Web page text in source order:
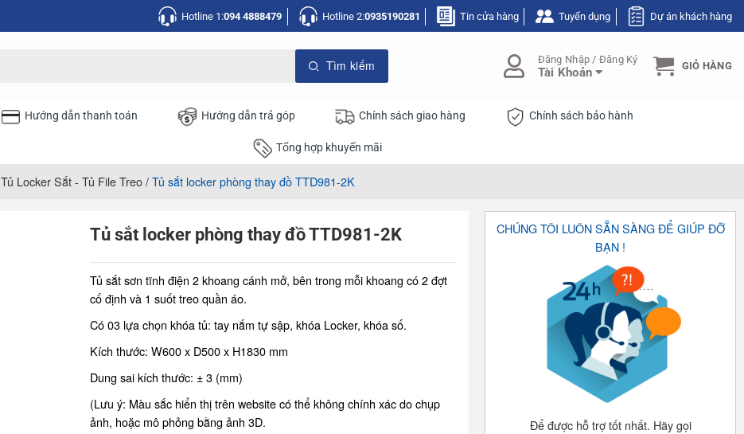
Hotline 1:094 4888479 Hotline 2:0935190281 Tin cửa hàng Tuyển dụng Dự án khách hàng
Đăng Nhập / Đăng Ký
Tài Khoản GIỎ HÀNG
Hướng dẫn thanh toán Hướng dẫn trả góp Chính sách giao hàng Chính sách bảo hành
Tổng hợp khuyến mãi
Tủ Locker Sắt - Tủ File Treo/Tủ sắt locker phòng thay đồ TTD981-2K
Tủ sắt locker phòng thay đồ TTD981-2K
Tủ sắt sơn tĩnh điện 2 khoang cánh mở, bên trong mỗi khoang có 2 đợt
cố định và 1 suốt treo quần áo.
Có 03 lựa chọn khóa tủ: tay nắm tự sập, khóa Locker, khóa số.
Kích thước: W600 x D500 x H1830 mm
Dung sai kích thước: ± 3 (mm)
(Lưu ý: Màu sắc hiển thị trên website có thể không chính xác do chụp
ảnh, hoặc mô phỏng bằng ảnh 3D.
CHÚNG TÔI LUÔN SẴN SÀNG ĐỂ GIÚP ĐỠ
BẠN !
Để được hỗ trợ tốt nhất. Hãy gọi